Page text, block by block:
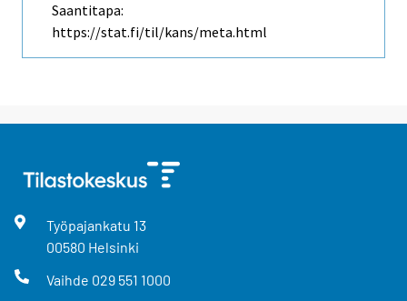
Saantitapa:
https://stat.fi/til/kans/meta.html
Työpajankatu 13
00580 Helsinki
Vaihde 029 551 1000